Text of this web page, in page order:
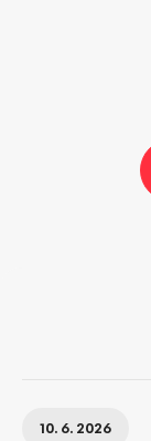
10. 6. 2026